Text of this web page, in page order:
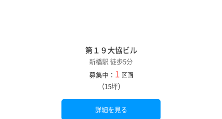
第１９大協ビル
新橋駅 徒歩5分
募集中： 1 区画
（15坪）
詳細を見る